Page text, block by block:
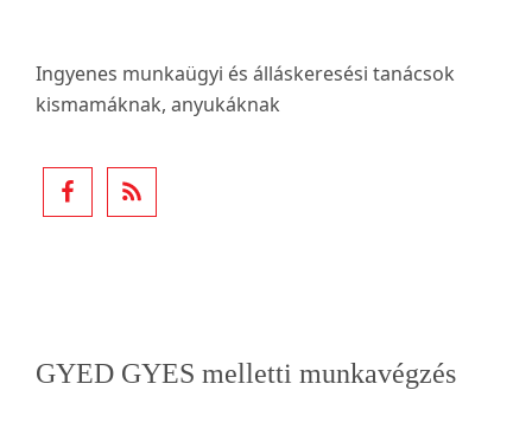
Ingyenes munkaügyi és álláskeresési tanácsok
kismamáknak, anyukáknak
GYED GYES melletti munkavégzés